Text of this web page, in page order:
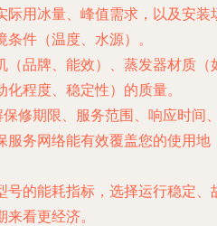
际用冰量、峰值需求，以及安装
件（温度、水源）。
（品牌、能效）、蒸发器材质（
程度、稳定性）的质量。
保修期限、服务范围、响应时间
服务网络能有效覆盖您的使用地
号的能耗指标，选择运行稳定、
看更经济。